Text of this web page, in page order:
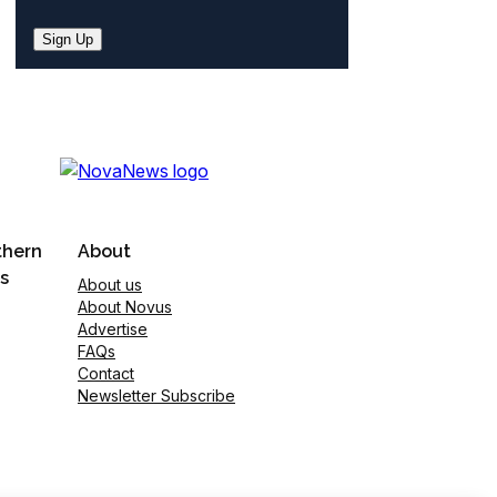
Sign Up
About
About us
About Novus
Advertise
FAQs
Contact
Newsletter Subscribe